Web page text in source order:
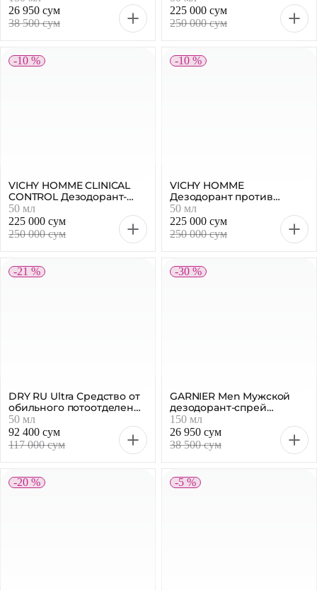
150 мл
26 950 сум
38 500 сум
мужчин, 50 мл
225 000 сум
250 000 сум
-10 %
VICHY HOMME CLINICAL
CONTROL Дезодорант-
антиперспирант, 50 мл
50 мл
225 000 сум
250 000 сум
-10 %
VICHY HOMME
Дезодорант против
избыточного
потоотделения 72 часа, 50
мл
50 мл
225 000 сум
250 000 сум
-21 %
DRY RU Ultra Средство от
обильного потоотделения
пролонгированного
действия 50 мл
50 мл
92 400 сум
117 000 сум
-30 %
GARNIER Men Мужской
дезодорант-спрей
Невидимая защита, 150 мл
150 мл
26 950 сум
38 500 сум
-20 % -5 %